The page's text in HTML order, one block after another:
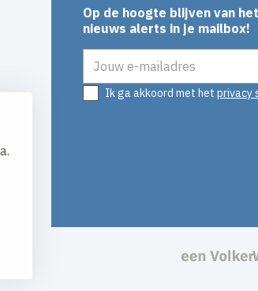
Op de hoogte blijven van
nieuws alerts in je mailbox!
Ik ga akkoord met het privacy